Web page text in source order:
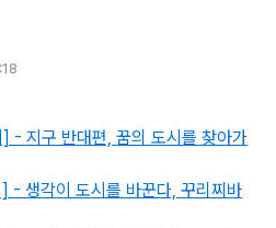
지구 반대편, 꿈의 도시를 찾아가
생각이 도시를 바꾼다, 꾸리찌바